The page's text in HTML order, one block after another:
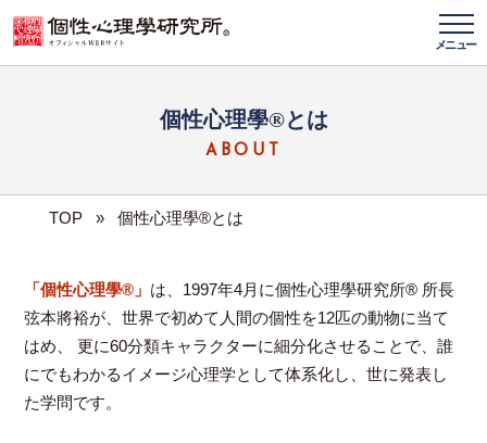
メニュー
個性心理學®とは
ABOUT
TOP » 個性心理學®とは
「個性心理學®」 は、1997年4月に個性心理學研究所® 所長
弦本將裕が、世界で初めて人間の個性を12匹の動物に当て
はめ、 更に60分類キャラクターに細分化させることで、誰
にでもわかるイメージ心理学として体系化し、世に発表し
た学問です。